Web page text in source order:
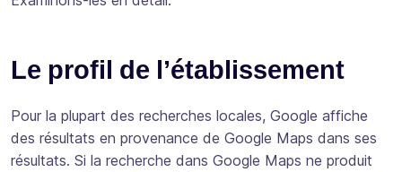
Le profil de l’établissement
Pour la plupart des recherches locales, Google affiche
des résultats en provenance de Google Maps dans ses
résultats. Si la recherche dans Google Maps ne produit